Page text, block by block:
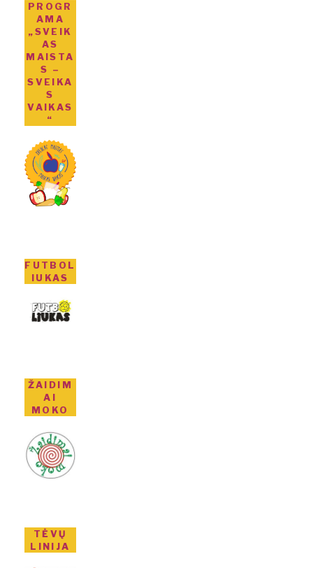
PROGR
AMA
„SVEIK
AS
MAISTA
S –
SVEIKA
S
VAIKAS
“
FUTBOL
IUKAS
ŽAIDIM
AI
MOKO
TĖVŲ
LINIJA